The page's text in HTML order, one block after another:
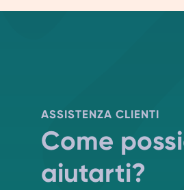
ASSISTENZA CLIENTI
Come
aiutarti?